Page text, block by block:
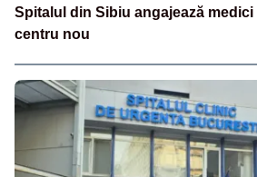
Spitalul din Sibiu angajează
centru nou